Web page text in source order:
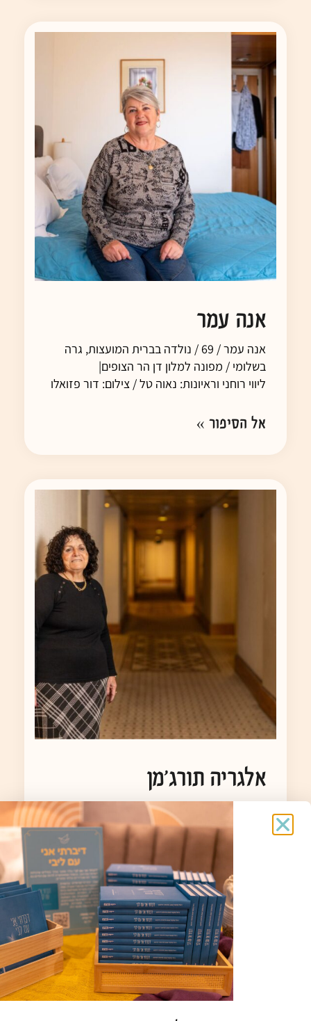
אנה עמר
אנה עמר / 69 / נולדה בברית המועצות, גרה
בשלומי / מפונה למלון דן הר הצופים|
ליווי רוחני וראיונות: נאוה טל / צילום: דור פזואלו
אל הסיפור »
אלגריה תורג'מן
אלגריה תורג'מן / 77 / נולדה במרוקו, גרה
בשלומי / מפונה למלון דן הר הצופים|
ליווי רוחני וראיונות: נאוה טל / צילום: דור פזואלו
אל הסיפור »